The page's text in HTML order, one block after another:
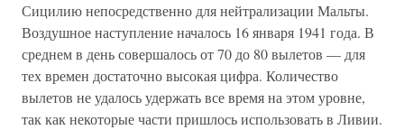
Сицилию непосредственно для нейтрализации Мальты.
Воздушное наступление началось 16 января 1941 года. В
среднем в день совершалось от 70 до 80 вылетов — для
тех времен достаточно высокая цифра. Количество
вылетов не удалось удержать все время на этом уровне,
так как некоторые части пришлось использовать в Ливии.